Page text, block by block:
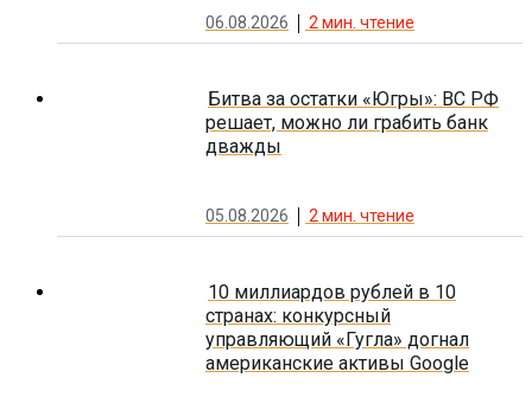
06.08.2026 2 мин. чтение
Битва за остатки «Югры»: ВС РФ
решает, можно ли грабить банк
дважды
05.08.2026 2 мин. чтение
10 миллиардов рублей в 10
странах: конкурсный
управляющий «Гугла» догнал
американские активы Google